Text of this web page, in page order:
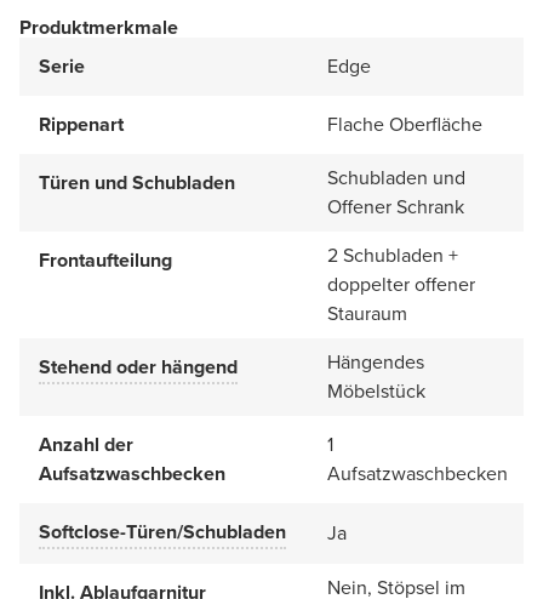
Produktmerkmale
Serie
Edge
Rippenart Flache Oberfläche
Türen und Schubladen
Schubladen und
Offener Schrank
Frontaufteilung
2 Schubladen +
doppelter offener
Stauraum
Stehend oder hängend
Hängendes
Möbelstück
Anzahl der
Aufsatzwaschbecken
1
Aufsatzwaschbecken
Softclose-Türen/Schubladen Ja
Inkl. Ablaufgarnitur
Nein, Stöpsel im